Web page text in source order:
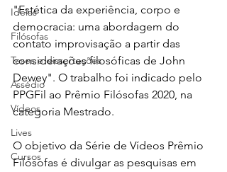
Ideias
Filósofas
Teses e dissertações
Assédio
Vídeos
Lives
Cursos
"Estética da experiência, corpo e
democracia: uma abordagem do
contato improvisação a partir das
considerações filosóficas de John
Dewey". O trabalho foi indicado pelo
PPGFil ao Prêmio Filósofas 2020, na
categoria Mestrado.
O objetivo da Série de Vídeos Prêmio
Filósofas é divulgar as pesquisas em